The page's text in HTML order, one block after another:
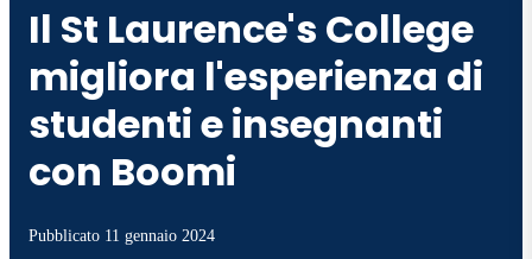
Il St Laurence's College
migliora l'esperienza di
studenti e insegnanti
con Boomi
Pubblicato 11 gennaio 2024